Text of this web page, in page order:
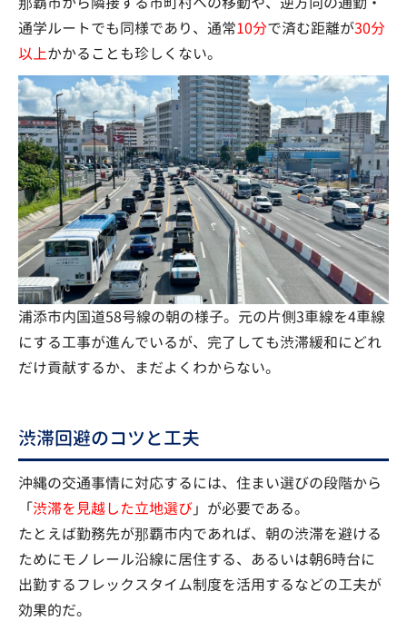
通学ルートでも同様であり、通常10分で済む距離が30分
以上かかることも珍しくない。
浦添市内国道58号線の朝の様子。元の片側3車線を4車線
にする工事が進んでいるが、完了しても渋滞緩和にどれ
だけ貢献するか、まだよくわからない。
渋滞回避のコツと工夫
沖縄の交通事情に対応するには、住まい選びの段階から
「渋滞を見越した立地選び」が必要である。
たとえば勤務先が那覇市内であれば、朝の渋滞を避ける
ためにモノレール沿線に居住する、あるいは朝6時台に
出勤するフレックスタイム制度を活用するなどの工夫が
効果的だ。